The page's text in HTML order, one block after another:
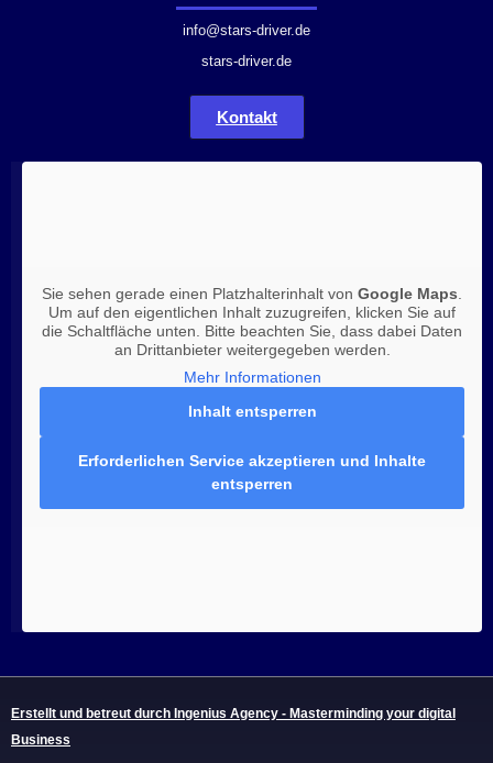
info@stars-driver.de
stars-driver.de
Kontakt
Sie sehen gerade einen Platzhalterinhalt von Google Maps
Um auf den eigentlichen Inhalt zuzugreifen, klicken Sie auf
die Schaltfläche unten. Bitte beachten Sie, dass dabei Daten
an Drittanbieter weitergegeben werden.
Mehr Informationen
Inhalt entsperren
Erforderlichen Service akzeptieren und Inhalte
entsperren
Erstellt und betreut durch Ingenius Agency - Masterminding your digital
Business